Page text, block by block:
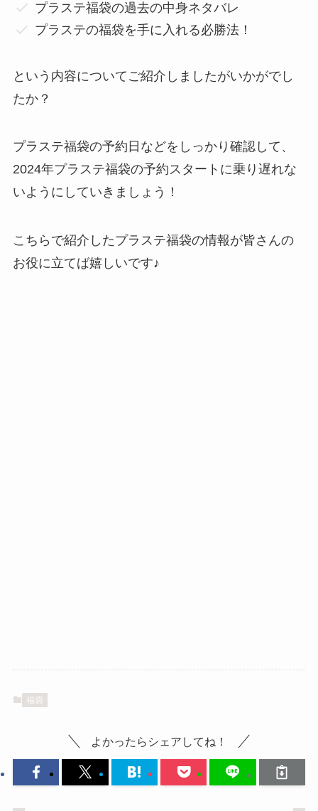
プラステ福袋の過去の中身ネタバレ
プラステの福袋を手に入れる必勝法！
という内容についてご紹介しましたがいかがでし
たか？
プラステ福袋の予約日などをしっかり確認して、
2024年プラステ福袋の予約スタートに乗り遅れな
いようにしていきましょう！
こちらで紹介したプラステ福袋の情報が皆さんの
お役に立てば嬉しいです♪
福袋
よかったらシェアしてね！